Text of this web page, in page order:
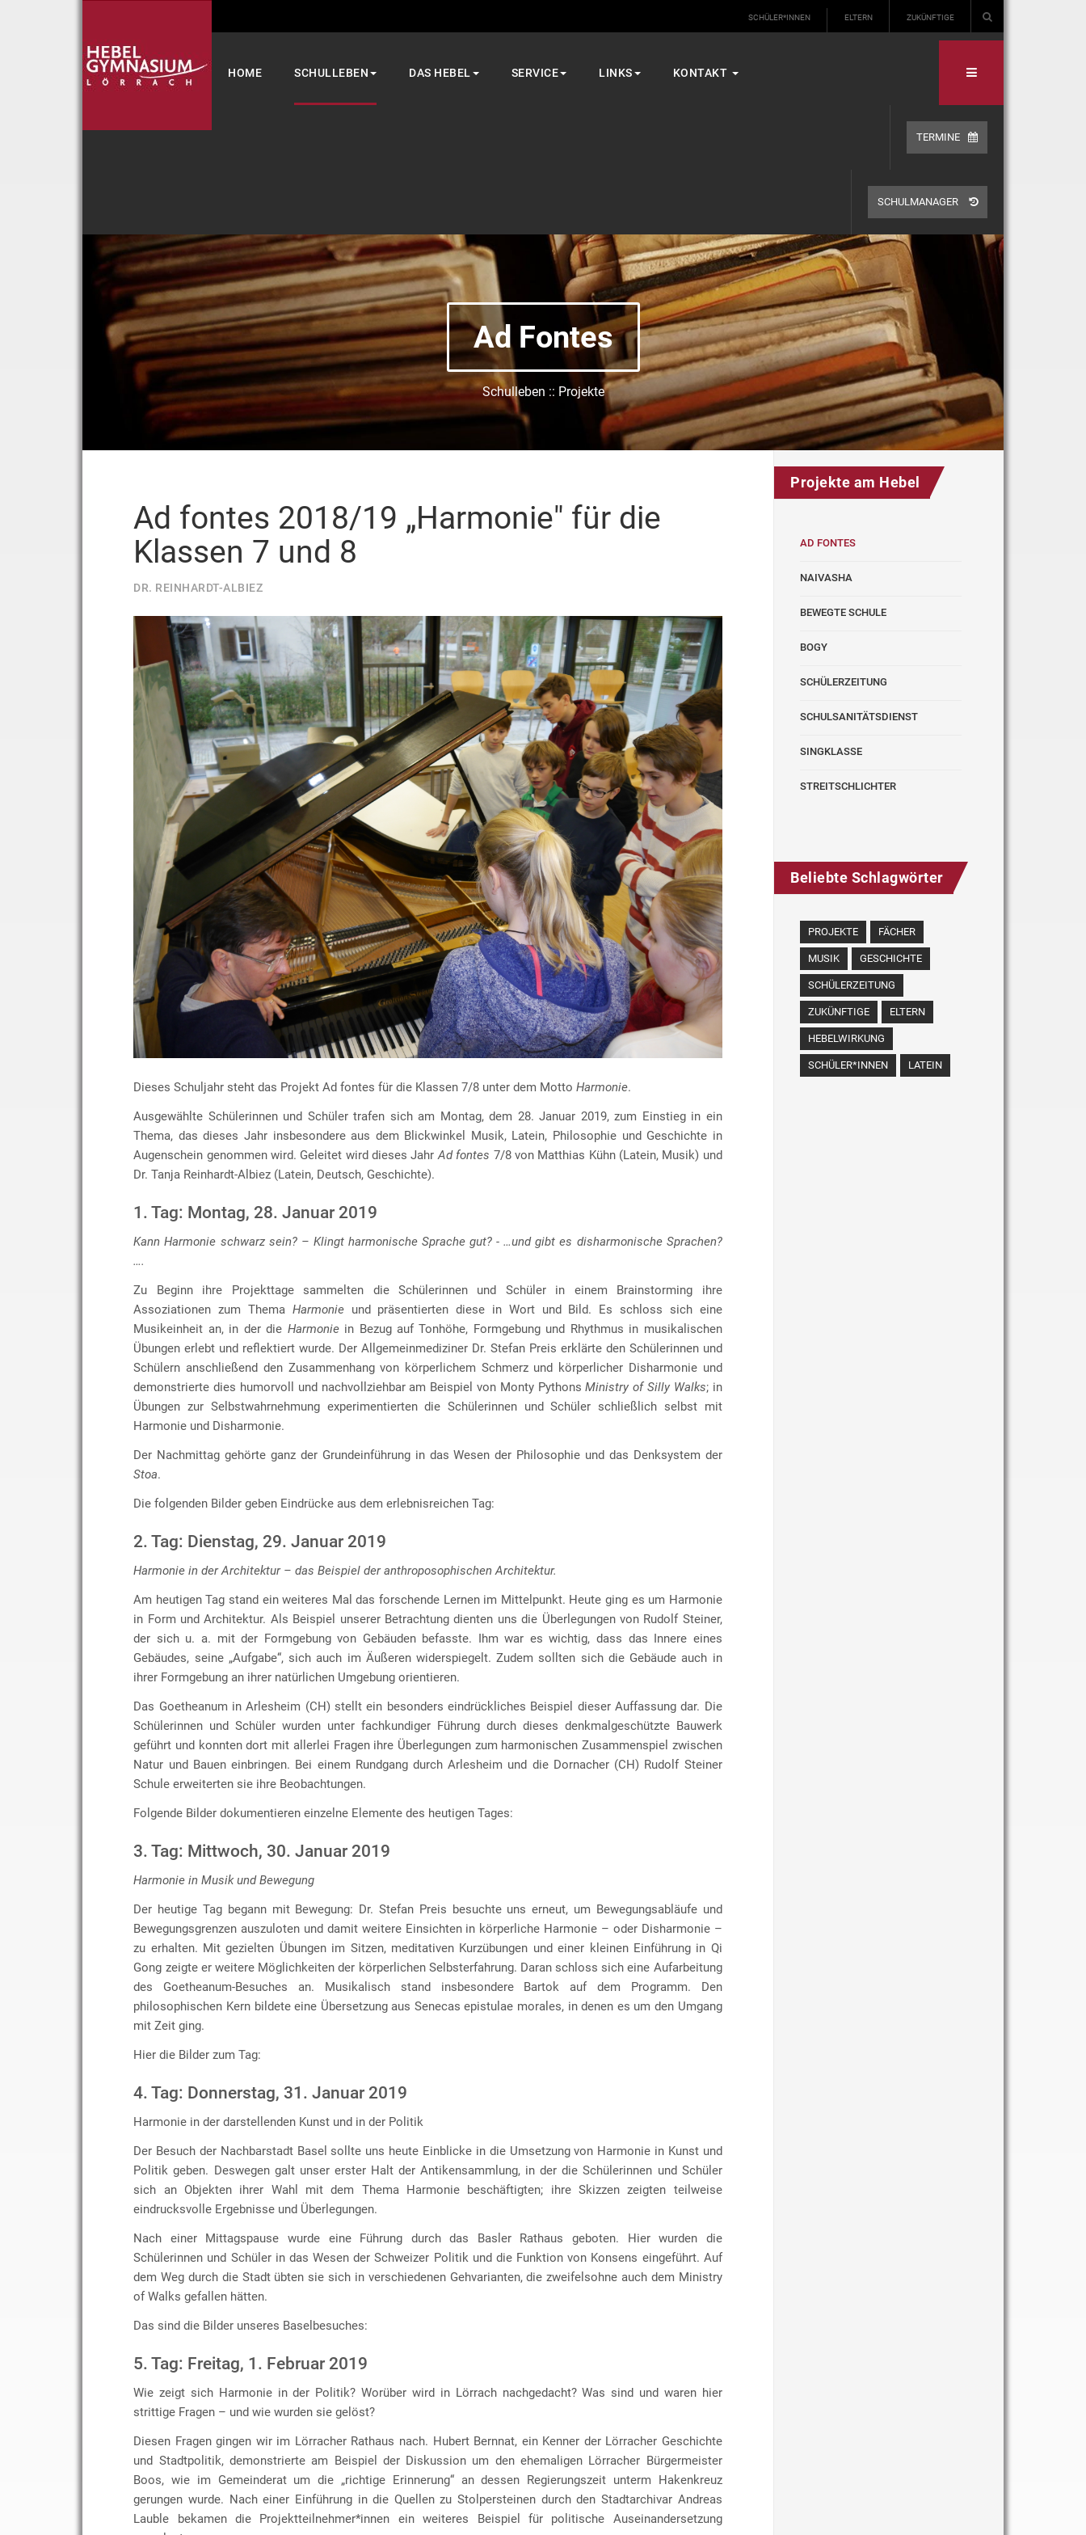
SCHÜLER*INNEN ELTERN ZUKÜNFTIGE
HOME SCHULLEBEN DAS HEBEL SERVICE LINKS KONTAKT
TERMINE
SCHULMANAGER
Ad Fontes
Schulleben :: Projekte
Ad fontes 2018/19 „Harmonie" für die
Klassen 7 und 8
DR. REINHARDT-ALBIEZ
Dieses Schuljahr steht das Projekt Ad fontes für die Klassen 7/8 unter dem MottoHarmonie.
Ausgewählte Schülerinnen und Schüler trafen sich am Montag, dem 28. Januar 2019, zum Einstieg in ein
Thema, das dieses Jahr insbesondere aus dem Blickwinkel Musik, Latein, Philosophie und Geschichte in
Augenschein genommen wird. Geleitet wird dieses Jahr Ad fontes 7/8 von Matthias Kühn (Latein, Musik) und
Dr. Tanja Reinhardt-Albiez (Latein, Deutsch, Geschichte).
1. Tag: Montag, 28. Januar 2019
Kann Harmonie schwarz sein? – Klingt harmonische Sprache gut? - …und gibt es disharmonische Sprachen?
….
Zu Beginn ihre Projekttage sammelten die Schülerinnen und Schüler in einem Brainstorming ihre
Assoziationen zum Thema Harmonieund präsentierten diese in Wort und Bild. Es schloss sich eine
Musikeinheit an, in der die Harmoniein Bezug auf Tonhöhe, Formgebung und Rhythmus in musikalischen
Übungen erlebt und reflektiert wurde. Der Allgemeinmediziner Dr. Stefan Preis erklärte den Schülerinnen und
Schülern anschließend den Zusammenhang von körperlichem Schmerz und körperlicher Disharmonie und
demonstrierte dies humorvoll und nachvollziehbar am Beispiel von Monty PythonsMinistry of Silly Walks; in
Übungen zur Selbstwahrnehmung experimentierten die Schülerinnen und Schüler schließlich selbst mit
Harmonie und Disharmonie.
Der Nachmittag gehörte ganz der Grundeinführung in das Wesen der Philosophie und das Denksystem der
Stoa.
Die folgenden Bilder geben Eindrücke aus dem erlebnisreichen Tag:
2. Tag: Dienstag, 29. Januar 2019
Harmonie in der Architektur – das Beispiel der anthroposophischen Architektur.
Am heutigen Tag stand ein weiteres Mal das forschende Lernen im Mittelpunkt. Heute ging es um Harmonie
in Form und Architektur. Als Beispiel unserer Betrachtung dienten uns die Überlegungen von Rudolf Steiner,
der sich u. a. mit der Formgebung von Gebäuden befasste. Ihm war es wichtig, dass das Innere eines
Gebäudes, seine „Aufgabe“, sich auch im Äußeren widerspiegelt. Zudem sollten sich die Gebäude auch in
ihrer Formgebung an ihrer natürlichen Umgebung orientieren.
Das Goetheanum in Arlesheim (CH) stellt ein besonders eindrückliches Beispiel dieser Auffassung dar. Die
Schülerinnen und Schüler wurden unter fachkundiger Führung durch dieses denkmalgeschützte Bauwerk
geführt und konnten dort mit allerlei Fragen ihre Überlegungen zum harmonischen Zusammenspiel zwischen
Natur und Bauen einbringen. Bei einem Rundgang durch Arlesheim und die Dornacher (CH) Rudolf Steiner
Schule erweiterten sie ihre Beobachtungen.
Folgende Bilder dokumentieren einzelne Elemente des heutigen Tages:
3. Tag: Mittwoch, 30. Januar 2019
Harmonie in Musik und Bewegung
Der heutige Tag begann mit Bewegung: Dr. Stefan Preis besuchte uns erneut, um Bewegungsabläufe und
Bewegungsgrenzen auszuloten und damit weitere Einsichten in körperliche Harmonie – oder Disharmonie –
zu erhalten. Mit gezielten Übungen im Sitzen, meditativen Kurzübungen und einer kleinen Einführung in Qi
Gong zeigte er weitere Möglichkeiten der körperlichen Selbsterfahrung. Daran schloss sich eine Aufarbeitung
des Goetheanum-Besuches an. Musikalisch stand insbesondere Bartok auf dem Programm. Den
philosophischen Kern bildete eine Übersetzung aus Senecas epistulae morales, in denen es um den Umgang
mit Zeit ging.
Hier die Bilder zum Tag:
4. Tag: Donnerstag, 31. Januar 2019
Harmonie in der darstellenden Kunst und in der Politik
Der Besuch der Nachbarstadt Basel sollte uns heute Einblicke in die Umsetzung von Harmonie in Kunst und
Politik geben. Deswegen galt unser erster Halt der Antikensammlung, in der die Schülerinnen und Schüler
sich an Objekten ihrer Wahl mit dem Thema Harmonie beschäftigten; ihre Skizzen zeigten teilweise
eindrucksvolle Ergebnisse und Überlegungen.
Nach einer Mittagspause wurde eine Führung durch das Basler Rathaus geboten. Hier wurden die
Schülerinnen und Schüler in das Wesen der Schweizer Politik und die Funktion von Konsens eingeführt. Auf
dem Weg durch die Stadt übten sie sich in verschiedenen Gehvarianten, die zweifelsohne auch dem Ministry
of Walks gefallen hätten.
Das sind die Bilder unseres Baselbesuches:
5. Tag: Freitag, 1. Februar 2019
Wie zeigt sich Harmonie in der Politik? Worüber wird in Lörrach nachgedacht? Was sind und waren hier
strittige Fragen – und wie wurden sie gelöst?
Diesen Fragen gingen wir im Lörracher Rathaus nach. Hubert Bernnat, ein Kenner der Lörracher Geschichte
und Stadtpolitik, demonstrierte am Beispiel der Diskussion um den ehemaligen Lörracher Bürgermeister
Boos, wie im Gemeinderat um die „richtige Erinnerung“ an dessen Regierungszeit unterm Hakenkreuz
gerungen wurde. Nach einer Einführung in die Quellen zu Stolpersteinen durch den Stadtarchivar Andreas
Lauble bekamen die Projektteilnehmer*innen ein weiteres Beispiel für politische Auseinandersetzung
Projekte am Hebel
AD FONTES
NAIVASHA
BEWEGTE SCHULE
BOGY
SCHÜLERZEITUNG
SCHULSANITÄTSDIENST
SINGKLASSE
STREITSCHLICHTER
Beliebte Schlagwörter
PROJEKTE FÄCHER
MUSIK GESCHICHTE
SCHÜLERZEITUNG
ZUKÜNFTIGE ELTERN
HEBELWIRKUNG
SCHÜLER*INNEN LATEIN